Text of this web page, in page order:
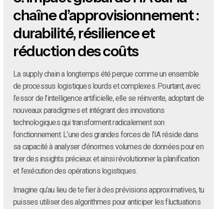
chaîne d’approvisionnement :
durabilité, résilience et
réduction des coûts
La supply chain a longtemps été perçue comme un ensemble
de processus logistiques lourds et complexes. Pourtant, avec
l’essor de l’intelligence artificielle, elle se réinvente, adoptant de
nouveaux paradigmes et intégrant des innovations
technologiques qui transforment radicalement son
fonctionnement. L’une des grandes forces de l’IA réside dans
sa capacité à analyser d’énormes volumes de données pour en
tirer des insights précieux et ainsi révolutionner la planification
et l’exécution des opérations logistiques.
Imagine qu’au lieu de te fier à des prévisions approximatives, tu
puisses utiliser des algorithmes pour anticiper les fluctuations